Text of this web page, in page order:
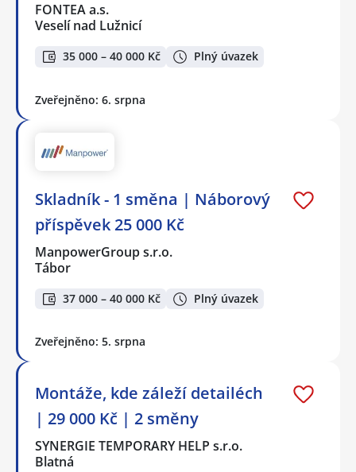
FONTEA a.s.
Veselí nad Lužnicí
35 000 – 40 000 Kč Plný úvazek
Zveřejněno: 6. srpna
Skladník - 1 směna | Náborový
příspěvek 25 000 Kč
ManpowerGroup s.r.o.
Tábor
37 000 – 40 000 Kč Plný úvazek
Zveřejněno: 5. srpna
Montáže, kde záleží detailéch
| 29 000 Kč | 2 směny
SYNERGIE TEMPORARY HELP s.r.o.
Blatná